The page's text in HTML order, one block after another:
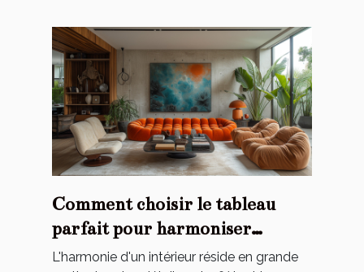
Comment choisir le tableau
parfait pour harmoniser
l'ambiance de votre maison
L'harmonie d'un intérieur réside en grande